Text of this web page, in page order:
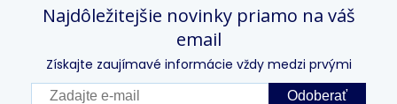
Najdôležitejšie novinky priamo na váš
email
Získajte zaujímavé informácie vždy medzi prvými
Odoberať